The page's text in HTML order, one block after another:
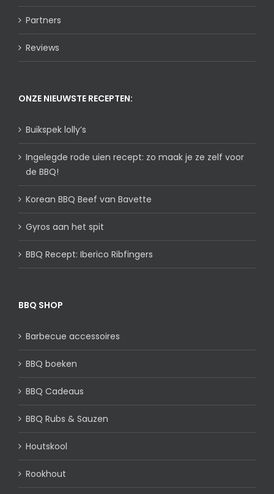
Partners
Reviews
ONZE NIEUWSTE RECEPTEN:
Buikspek lolly’s
Ingelegde rode uien recept: zo maak je ze zelf voor
de BBQ!
Korean BBQ Beef van Bavette
Gyros aan het spit
BBQ Recept: Iberico Ribfingers
BBQ SHOP
Barbecue accessoires
BBQ boeken
BBQ Cadeaus
BBQ Rubs & Sauzen
Houtskool
Rookhout